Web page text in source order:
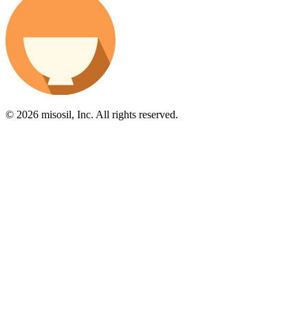
© 2026 misosil, Inc. All rights reserved.